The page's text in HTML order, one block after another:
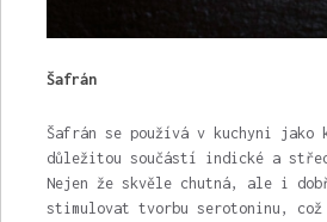
Šafrán
Šafrán se používá v kuchyni jako
důležitou součástí indické a
Nejen že skvěle chutná, ale i
stimulovat tvorbu serotoninu,